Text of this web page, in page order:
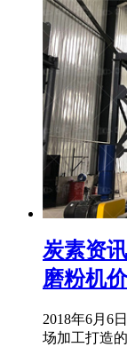
炭素资
磨粉机
2018年6月6
场加工打造